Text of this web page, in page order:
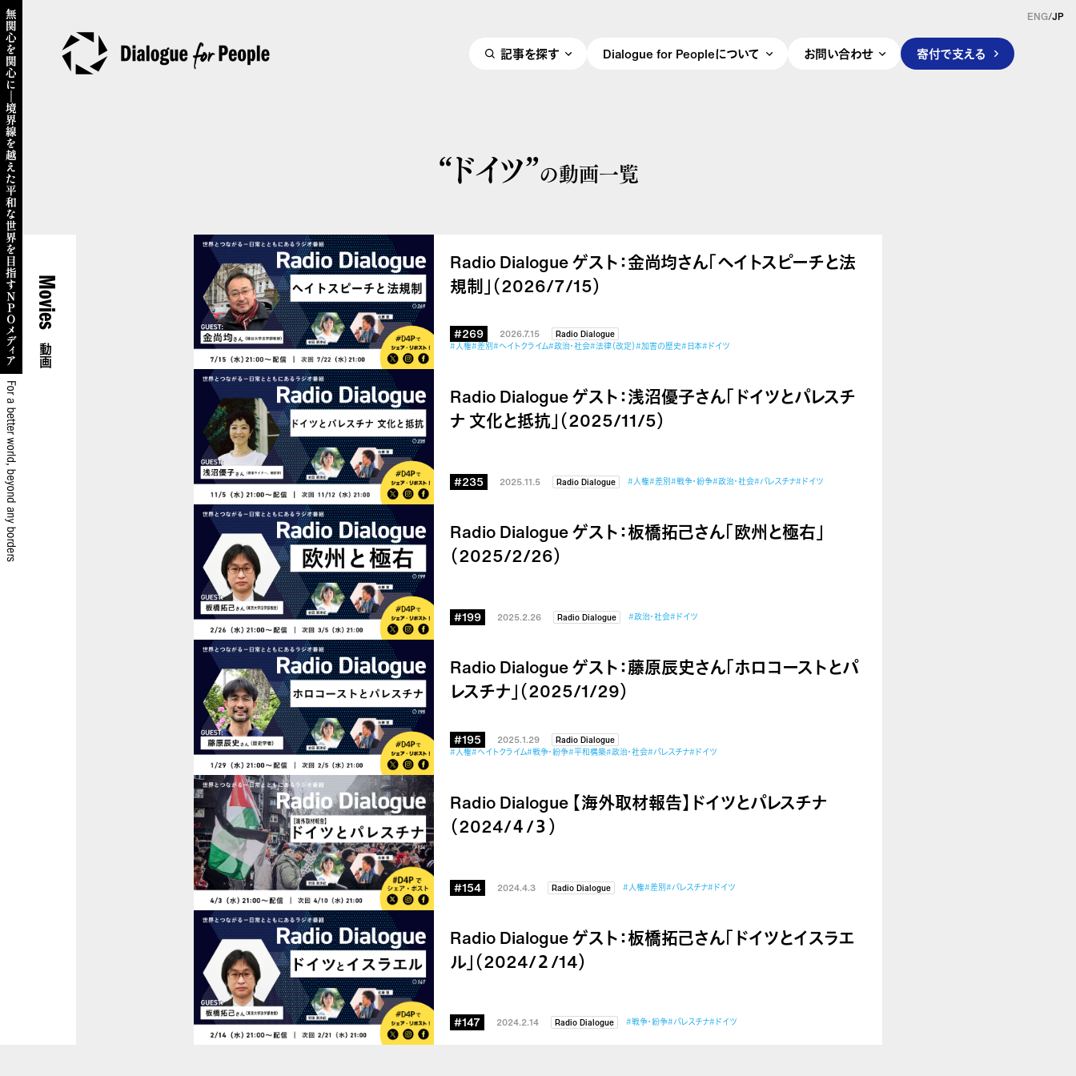
記事を探す Dialogue for Peopleについて お問い合わせ 寄付で支える
ENG/JP
“ドイツ”の動画一覧
Movies
動画
Radio Dialogue ゲスト：金尚均さん「ヘイトスピーチと法
規制」（2026/7/15）
#269 2026.7.15
Radio Dialogue
#人権#差別#ヘイトクライム#政治・社会#法律（改定）#加害の歴史#日本#ドイツ
Radio Dialogue ゲスト：浅沼優子さん「ドイツとパレスチ
ナ 文化と抵抗」（2025/11/5）
#235 2025.11.5 Radio Dialogue #人権#差別#戦争・紛争#政治・社会#パレスチナ#ドイツ
Radio Dialogue ゲスト：板橋拓己さん「欧州と極右」
（2025/2/26）
#199 2025.2.26 Radio Dialogue #政治・社会#ドイツ
Radio Dialogue ゲスト：藤原辰史さん「ホロコーストとパ
レスチナ」（2025/1/29）
#195 2025.1.29
Radio Dialogue
#人権#ヘイトクライム#戦争・紛争#平和構築#政治・社会#パレスチナ#ドイツ
Radio Dialogue 【海外取材報告】ドイツとパレスチナ
（2024/４/３）
#154 2024.4.3 Radio Dialogue #人権#差別#パレスチナ#ドイツ
Radio Dialogue ゲスト：板橋拓己さん「ドイツとイスラエ
ル」（2024/２/14）
#147 2024.2.14 Radio Dialogue #戦争・紛争#パレスチナ#ドイツ